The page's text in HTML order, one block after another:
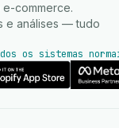
commerce.
e análises — tudo
os sistemas